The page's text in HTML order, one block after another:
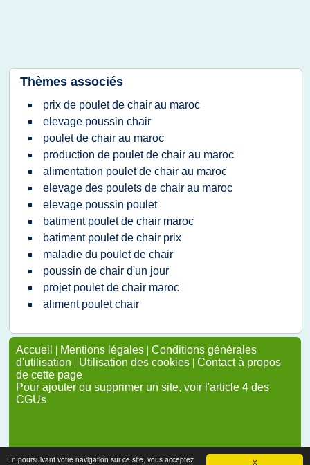
X
En poursuivant votre navigation sur ce site, vous acceptez
Thèmes associés
prix de poulet de chair au maroc
elevage poussin chair
poulet de chair au maroc
production de poulet de chair au maroc
alimentation poulet de chair au maroc
elevage des poulets de chair au maroc
elevage poussin poulet
batiment poulet de chair maroc
batiment poulet de chair prix
maladie du poulet de chair
poussin de chair d'un jour
projet poulet de chair maroc
aliment poulet chair
Accueil | Mentions légales | Conditions générales
d'utilisation | Utilisation des cookies | Contact à propos
de cette page
Pour ajouter ou supprimer un site, voir l'article 4 des
CGUs